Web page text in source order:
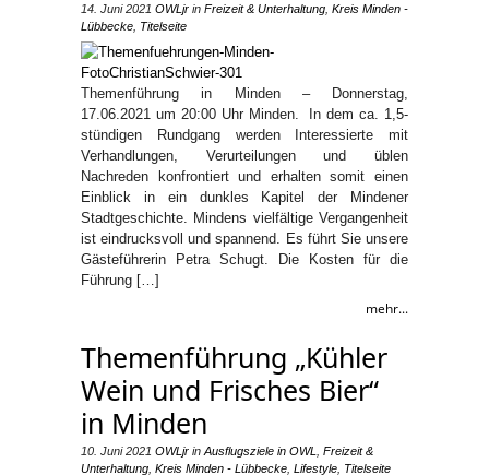
14. Juni 2021 OWLjr in Freizeit & Unterhaltung Kreis Minden -
Lübbecke Titelseite
Themenführung in Minden – Donnerstag,
17.06.2021 um 20:00 Uhr Minden. In dem ca. 1,5-
stündigen Rundgang werden Interessierte mit
Verhandlungen, Verurteilungen und üblen
Nachreden konfrontiert und erhalten somit einen
Einblick in ein dunkles Kapitel der Mindener
Stadtgeschichte. Mindens vielfältige Vergangenheit
ist eindrucksvoll und spannend. Es führt Sie unsere
Gästeführerin Petra Schugt. Die Kosten für die
Führung […]
mehr...
Themenführung „Kühler
Wein und Frisches Bier“
in Minden
10. Juni 2021 OWLjr in Ausflugsziele in OWL
Freizeit &
Unterhaltung Kreis Minden - Lübbecke Lifestyle Titelseite